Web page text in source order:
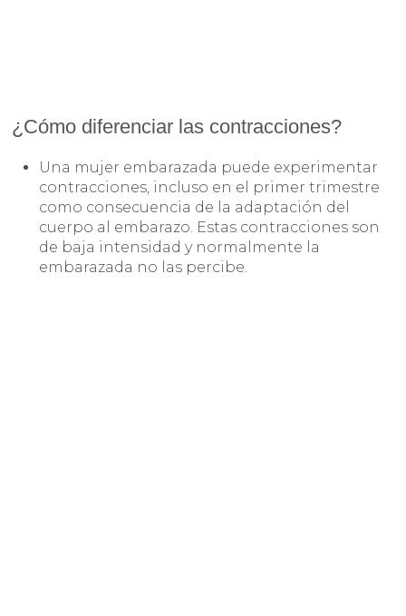
¿Cómo diferenciar las contracciones?
Una mujer embarazada puede experimentar
contracciones, incluso en el primer trimestre
como consecuencia de la adaptación del
cuerpo al embarazo. Estas contracciones son
de baja intensidad y normalmente la
embarazada no las percibe.